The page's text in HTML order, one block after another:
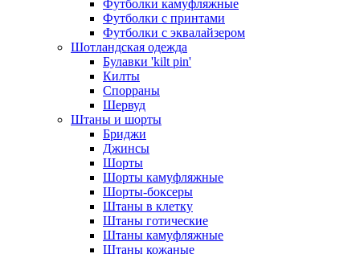
Футболки камуфляжные
Футболки с принтами
Футболки с эквалайзером
Шотландская одежда
Булавки 'kilt pin'
Килты
Спорраны
Шервуд
Штаны и шорты
Бриджи
Джинсы
Шорты
Шорты камуфляжные
Шорты-боксеры
Штаны в клетку
Штаны готические
Штаны камуфляжные
Штаны кожаные